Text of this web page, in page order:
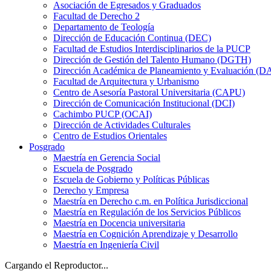
Asociación de Egresados y Graduados
Facultad de Derecho 2
Departamento de Teología
Dirección de Educación Continua (DEC)
Facultad de Estudios Interdisciplinarios de la PUCP
Dirección de Gestión del Talento Humano (DGTH)
Dirección Académica de Planeamiento y Evaluación
Facultad de Arquitectura y Urbanismo
Centro de Asesoría Pastoral Universitaria (CAPU)
Dirección de Comunicación Institucional (DCI)
Cachimbo PUCP (OCAI)
Dirección de Actividades Culturales
Centro de Estudios Orientales
Posgrado
Maestría en Gerencia Social
Escuela de Posgrado
Escuela de Gobierno y Políticas Públicas
Derecho y Empresa
Maestría en Derecho c.m. en Política Jurisdiccional
Maestría en Regulación de los Servicios Públicos
Maestría en Docencia universitaria
Maestría en Cognición Aprendizaje y Desarrollo
Maestría en Ingeniería Civil
Cargando el Reproductor...